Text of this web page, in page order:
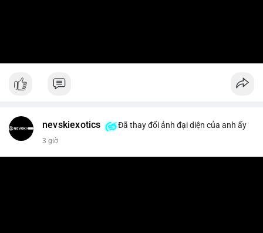
nevskiexotics Đã thay đổi ảnh đại diện của anh ấy
3 giờ